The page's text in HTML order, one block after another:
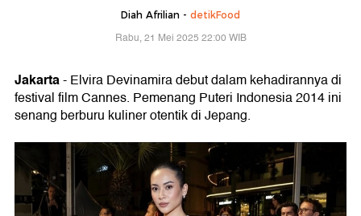
Diah Afrilian - detikFood
Rabu, 21 Mei 2025 22:00 WIB
Jakarta- Elvira Devinamira debut dalam kehadirannya di
festival film Cannes. Pemenang Puteri Indonesia 2014 ini
senang berburu kuliner otentik di Jepang.